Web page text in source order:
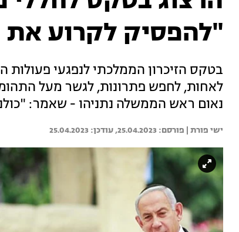
"להפסיק לקרוע את
בטקס הזיכרון הממלכתי לנפגעי פעולות
לאחות, לחפש פתרונות, לגשר מעל
נאום ראש הממשלה נתניהו - שאמר:
ישי פורת | 25.04.2023
25.04.2023